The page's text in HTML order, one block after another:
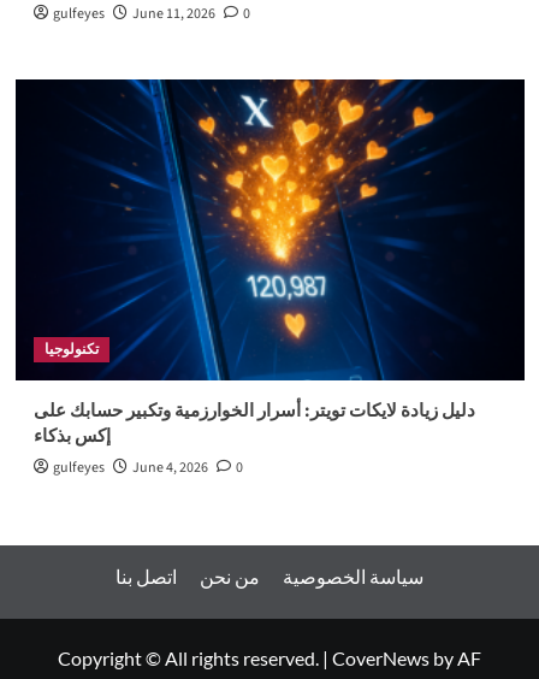
gulfeyes June 11, 2026 0
تكنولوجيا
دليل زيادة لايكات تويتر: أسرار الخوارزمية وتكبير حسابك على
إكس بذكاء
gulfeyes June 4, 2026 0
اتصل بنا من نحن سياسة الخصوصية
Copyright © All rights reserved. | CoverNews by AF